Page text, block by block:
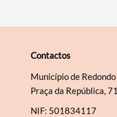
Contactos
Município de Redondo
Praça da República,
NIF: 501834117